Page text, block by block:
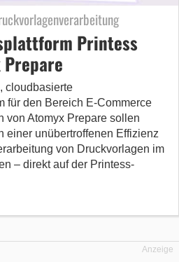
Printess
cloudbasierte
für den Bereich E-Commerce
von Atomyx Prepare sollen
einer unübertroffenen Effizienz
von Druckvorlagen im
– direkt auf der Printess-
Anzeige